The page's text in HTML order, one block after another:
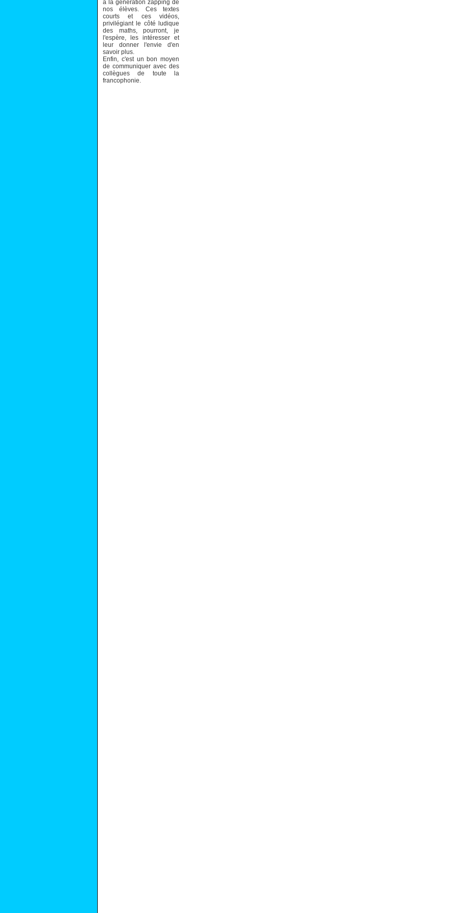
à la génération zapping de
nos élèves. Ces textes
courts et ces vidéos,
privilégiant le côté ludique
des maths, pourront, je
l'espère, les intéresser et
leur donner l'envie d'en
savoir plus.
Enfin, c'est un bon moyen
de communiquer avec des
collègues de toute la
francophonie.